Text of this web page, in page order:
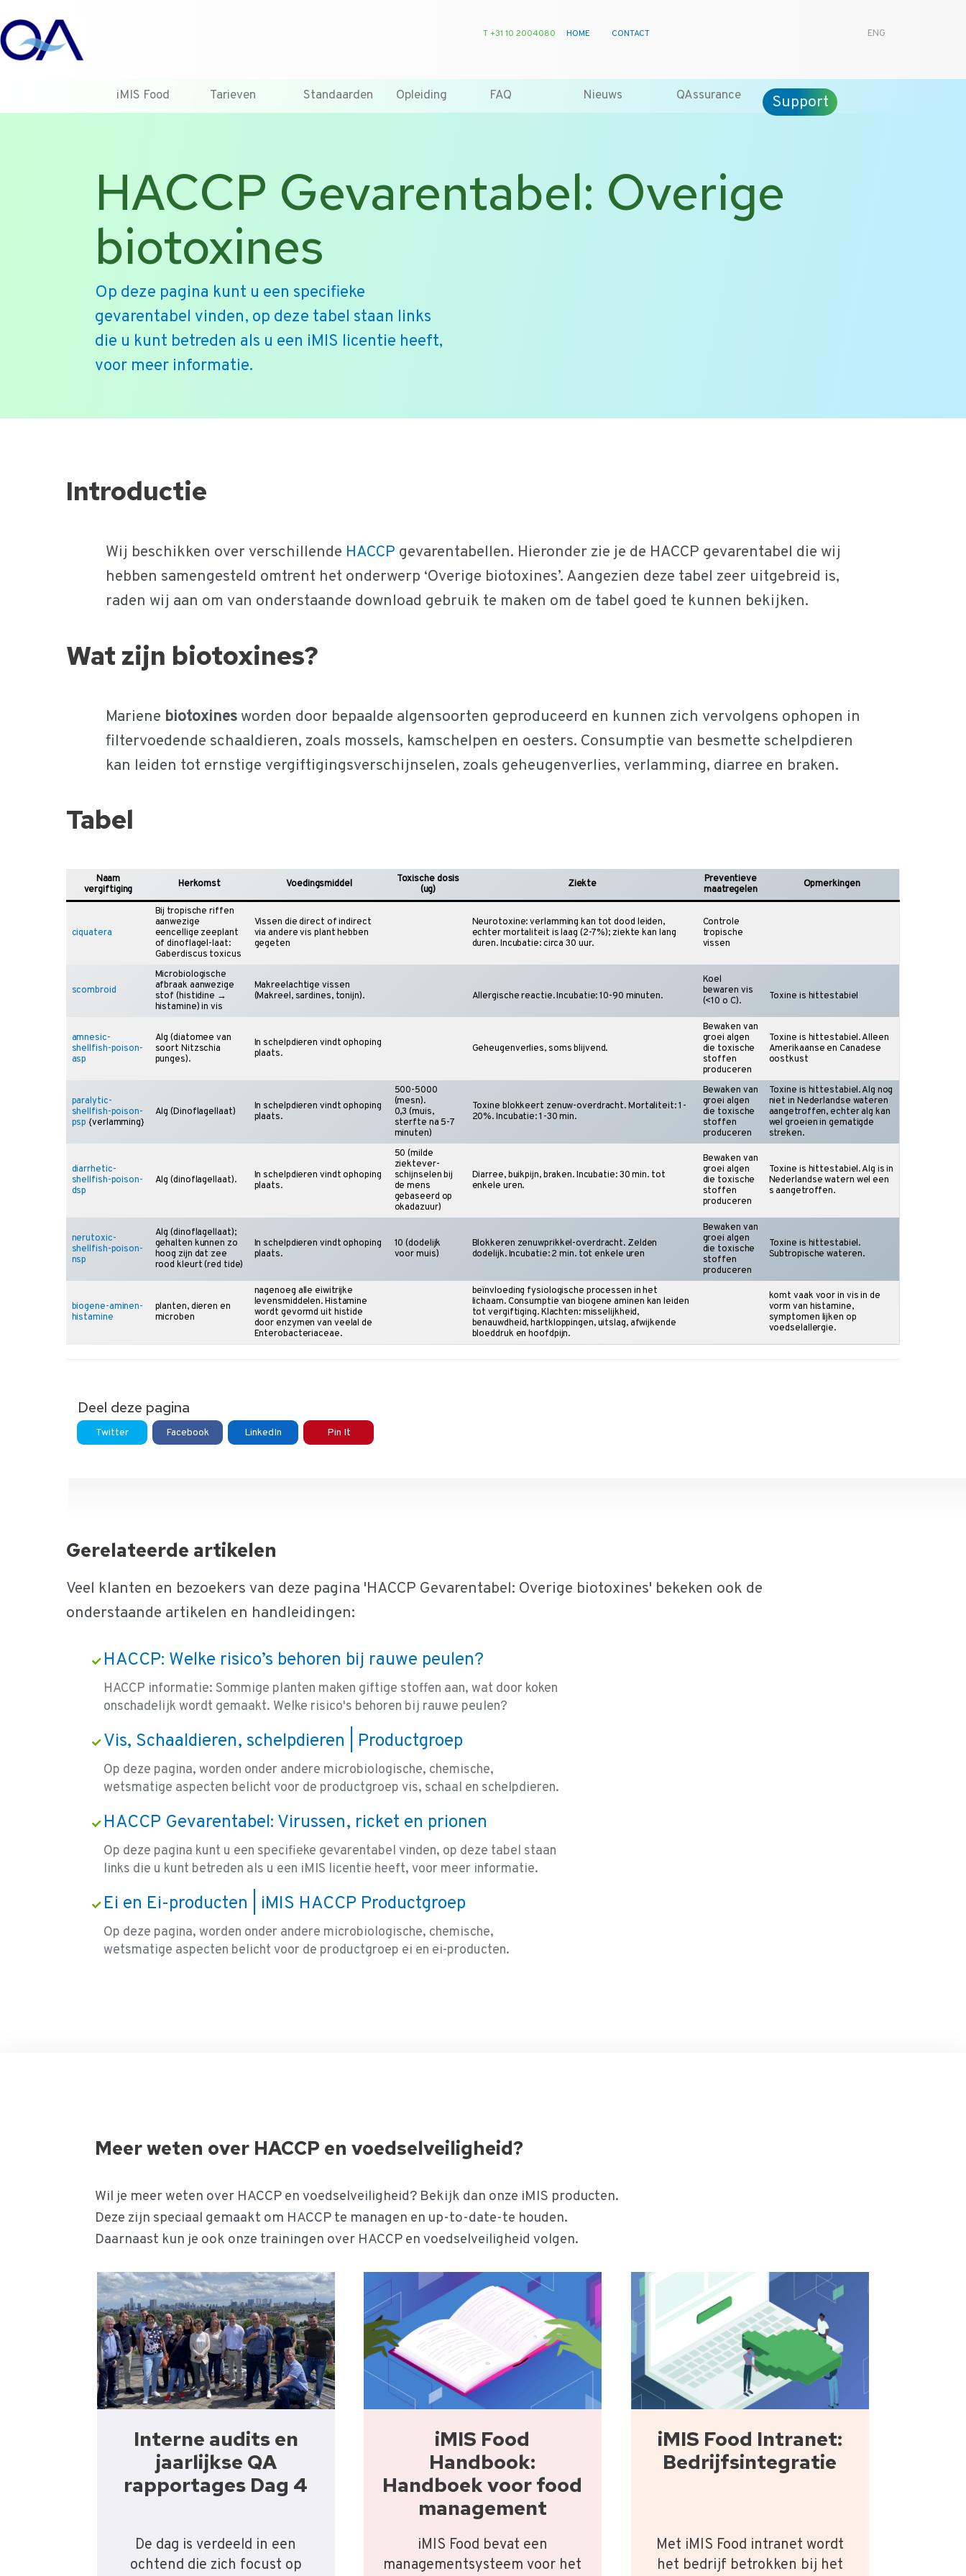
T +31 10 2004080 HOME CONTACT ENG
iMIS Food Tarieven Standaarden Opleiding FAQ Nieuws QAssurance Support
HACCP Gevarentabel: Overige
biotoxines
Op deze pagina kunt u een specifieke
gevarentabel vinden, op deze tabel staan links
die u kunt betreden als u een iMIS licentie heeft,
voor meer informatie.
Introductie
Wij beschikken over verschillende HACCP gevarentabellen. Hieronder zie je de HACCP gevarentabel die wij
hebben samengesteld omtrent het onderwerp ‘Overige biotoxines’. Aangezien deze tabel zeer uitgebreid is,
raden wij aan om van onderstaande download gebruik te maken om de tabel goed te kunnen bekijken.
Wat zijn biotoxines?
Mariene biotoxines worden door bepaalde algensoorten geproduceerd en kunnen zich vervolgens ophopen in
filtervoedende schaaldieren, zoals mossels, kamschelpen en oesters. Consumptie van besmette schelpdieren
kan leiden tot ernstige vergiftigingsverschijnselen, zoals geheugenverlies, verlamming, diarree en braken.
Tabel
Naam
vergiftiging
Herkomst Voedingsmiddel
Toxische dosis
(ug)
Ziekte
Preventieve
maatregelen
Opmerkingen
ciquatera
Bij tropische riffen
aanwezige
eencellige zeeplant
of dinoflagel-laat:
Gaberdiscus toxicus
Vissen die direct of indirect
via andere vis plant hebben
gegeten
Neurotoxine: verlamming kan tot dood leiden,
echter mortaliteit is laag (2-7%); ziekte kan lang
duren. Incubatie: circa 30 uur.
Controle
tropische
vissen
scombroid
Microbiologische
afbraak aanwezige
stof (histidine →
histamine) in vis
Makreelachtige vissen
(Makreel, sardines, tonijn).
Allergische reactie. Incubatie: 10-90 minuten.
Koel
bewaren vis
(<10 o C).
Toxine is hittestabiel
amnesic-
shellfish-poison-
asp
Alg (diatomee van
soort Nitzschia
punges).
In schelpdieren vindt ophoping
plaats.
Geheugenverlies, soms blijvend.
Bewaken van
groei algen
die toxische
stoffen
produceren
Toxine is hittestabiel. Alleen
Amerikaanse en Canadese
oostkust
paralytic-
shellfish-poison-
psp {verlamming}
Alg (Dinoflagellaat)
In schelpdieren vindt ophoping
plaats.
500-5000
(mesn).
0,3 (muis,
sterfte na 5-7
minuten)
Toxine blokkeert zenuw-overdracht. Mortaliteit: 1-
20%. Incubatie: 1-30 min.
Bewaken van
groei algen
die toxische
stoffen
produceren
Toxine is hittestabiel. Alg nog
niet in Nederlandse wateren
aangetroffen, echter alg kan
wel groeien in gematigde
streken.
diarrhetic-
shellfish-poison-
dsp
Alg (dinoflagellaat).
In schelpdieren vindt ophoping
plaats.
50 (milde
ziektever-
schijnselen bij
de mens
gebaseerd op
okadazuur)
Diarree, buikpijn, braken. Incubatie: 30 min. tot
enkele uren.
Bewaken van
groei algen
die toxische
stoffen
produceren
Toxine is hittestabiel. Alg is in
Nederlandse watern wel een
s aangetroffen.
nerutoxic-
shellfish-poison-
nsp
Alg (dinoflagellaat);
gehalten kunnen zo
hoog zijn dat zee
rood kleurt (red tide)
In schelpdieren vindt ophoping
plaats.
10 (dodelijk
voor muis)
Blokkeren zenuwprikkel-overdracht. Zelden
dodelijk. Incubatie: 2 min. tot enkele uren
Bewaken van
groei algen
die toxische
stoffen
produceren
Toxine is hittestabiel.
Subtropische wateren.
biogene-aminen-
histamine
planten, dieren en
microben
nagenoeg alle eiwitrijke
levensmiddelen. Histamine
wordt gevormd uit histide
door enzymen van veelal de
Enterobacteriaceae.
beïnvloeding fysiologische processen in het
lichaam. Consumptie van biogene aminen kan leiden
tot vergiftiging. Klachten: misselijkheid,
benauwdheid, hartkloppingen, uitslag, afwijkende
bloeddruk en hoofdpijn.
komt vaak voor in vis in de
vorm van histamine,
symptomen lijken op
voedselallergie.
Deel deze pagina
Twitter Facebook LinkedIn Pin It
Gerelateerde artikelen
Veel klanten en bezoekers van deze pagina 'HACCP Gevarentabel: Overige biotoxines' bekeken ook de
onderstaande artikelen en handleidingen:
HACCP: Welke risico’s behoren bij rauwe peulen?
HACCP informatie: Sommige planten maken giftige stoffen aan, wat door koken
onschadelijk wordt gemaakt. Welke risico's behoren bij rauwe peulen?
Vis, Schaaldieren, schelpdieren | Productgroep
Op deze pagina, worden onder andere microbiologische, chemische,
wetsmatige aspecten belicht voor de productgroep vis, schaal en schelpdieren.
HACCP Gevarentabel: Virussen, ricket en prionen
Op deze pagina kunt u een specifieke gevarentabel vinden, op deze tabel staan
links die u kunt betreden als u een iMIS licentie heeft, voor meer informatie.
Ei en Ei-producten | iMIS HACCP Productgroep
Op deze pagina, worden onder andere microbiologische, chemische,
wetsmatige aspecten belicht voor de productgroep ei en ei-producten.
Meer weten over HACCP en voedselveiligheid?
Wil je meer weten over HACCP en voedselveiligheid? Bekijk dan onze iMIS producten.
Deze zijn speciaal gemaakt om HACCP te managen en up-to-date-te houden.
Daarnaast kun je ook onze trainingen over HACCP en voedselveiligheid volgen.
Interne audits en
jaarlijkse QA
rapportages Dag 4
De dag is verdeeld in een
ochtend die zich focust op
iMIS Food
Handbook:
Handboek voor food
management
iMIS Food bevat een
managementsysteem voor het
iMIS Food Intranet:
Bedrijfsintegratie
Met iMIS Food intranet wordt
het bedrijf betrokken bij het